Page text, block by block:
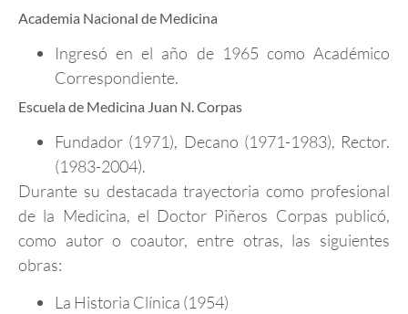
Academia Nacional de Medicina
Ingresó en el año de 1965 como Académico
Correspondiente.
Escuela de Medicina Juan N. Corpas
Fundador (1971), Decano (1971-1983), Rector.
(1983-2004).
Durante su destacada trayectoria como profesional
de la Medicina, el Doctor Piñeros Corpas publicó,
como autor o coautor, entre otras, las siguientes
obras:
La Historia Clínica (1954)